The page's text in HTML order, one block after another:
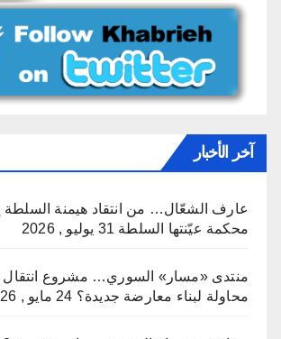
آخر الأخبار
عارف الشعّال… من انتقاد هيمنة
محكمة عيّنتها السلطة 31 يوليو , 2026
منتدى «مسار» السوري… مشروع
محاولة لبناء معارضة جديدة؟ 24 مايو , 2026